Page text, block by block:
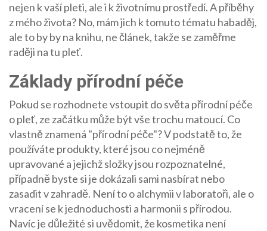
nejen k vaší pleti, ale i k životnímu prostředí. A příběhy
z mého života? No, mám jich k tomuto tématu habaděj,
ale to by by na knihu, ne článek, takže se zaměřme
raději na tu pleť.
Základy přírodní péče
Pokud se rozhodnete vstoupit do světa přírodní péče
o pleť, ze začátku může být vše trochu matoucí. Co
vlastně znamená "přírodní péče"? V podstatě to, že
používáte produkty, které jsou co nejméně
upravované a jejichž složky jsou rozpoznatelné,
případně byste si je dokázali sami nasbírat nebo
zasadit v zahradě. Není to o alchymii v laboratoři, ale o
vracení se k jednoduchosti a harmonii s přírodou.
Navíc je důležité si uvědomit, že kosmetika není